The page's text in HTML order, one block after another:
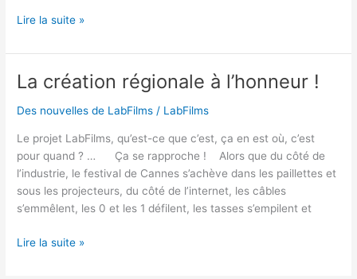
Lire la suite »
La création régionale à l’honneur !
Des nouvelles de LabFilms / LabFilms
Le projet LabFilms, qu’est-ce que c’est, ça en est où, c’est
pour quand ? … Ça se rapproche ! Alors que du côté de
l’industrie, le festival de Cannes s’achève dans les paillettes et
sous les projecteurs, du côté de l’internet, les câbles
s’emmêlent, les 0 et les 1 défilent, les tasses s’empilent et
La
régionale
l’honneur
!
Lire la suite »